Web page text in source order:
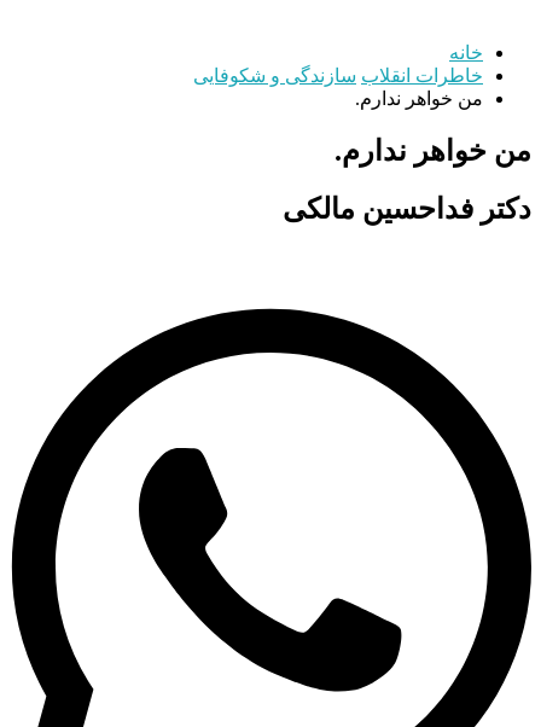
خانه
خاطرات انقلاب سازندگی و شکوفایی
من خواهر ندارم.
من خواهر ندارم.
دکتر فداحسین مالکی